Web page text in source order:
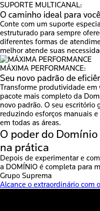
SUPORTE MULTICANAL:
O caminho ideal para você
Conte com um suporte
estruturado para sempre
diferentes formas de
melhor atende suas
MÁXIMA PERFORMANCE:
Seu novo padrão de
Transforme produtividade
pacote mais completo da
novo padrão. O seu escritório
reduzindo esforços manuais
em todas as áreas.
O poder do Domínio
na prática
Depois de experimentar e
a DOMÍNIO é completa para
Grupo Suprema
Alcance o extraordinário com